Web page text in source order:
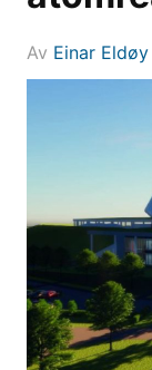
Av Einar Eldøy